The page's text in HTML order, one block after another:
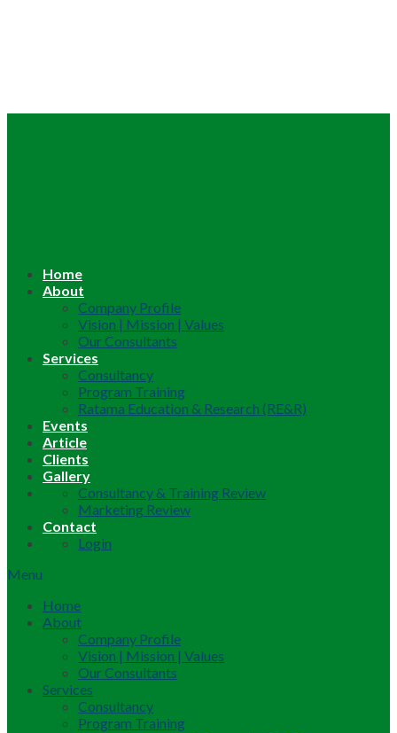
Home
About
Company Profile
Vision | Mission | Values
Our Consultants
Services
Consultancy
Program Training
Ratama Education & Research (RE&R)
Events
Article
Clients
Gallery
Consultancy & Training Review
Marketing Review
Contact
Login
Menu
Home
About
Company Profile
Vision | Mission | Values
Our Consultants
Services
Consultancy
Program Training